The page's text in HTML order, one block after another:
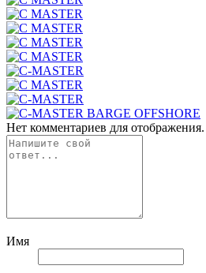
Нет комментариев для отображения.
Имя